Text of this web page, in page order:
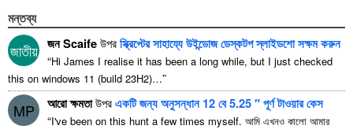
মন্তব্য
জাতীয় জন Scaifeউপরস্ক্রিপ্টের সাহায্যে উইন্ডোজ ডেস্কটপ স্লাইডশো সক্ষম করুন
“Hi James I realise it has been a long while, but I just checked
this on windows 11 (build 23H2)…”
MP আরো ক্ষমতাউপরএকটি জন্য অনুসন্ধান 12 বে 5.25 ″ পূর্ণ টাওয়ার কেস
“I've been on this hunt a few times myself. আমি এখনও কালো আমার